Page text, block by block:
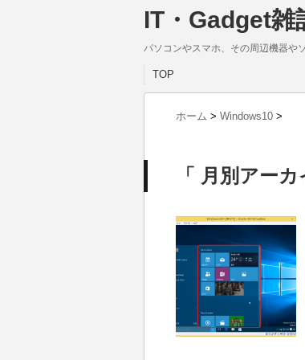
IT・Gadget雑
パソコンやスマホ、その周辺機器や
TOP
ホーム > Windows10 >
「 月別アー